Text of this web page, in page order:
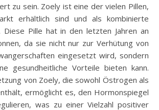
zu sein. Zoely ist eine der vielen Pillen,
erhältlich sind und als kombinierte
Diese Pille hat in den letzten Jahren an
da sie nicht nur zur Verhütung von
eingesetzt wird, sondern
gesundheitliche Vorteile bieten kann.
von Zoely, die sowohl Östrogen als
ermöglicht es, den Hormonspiegel
was zu einer Vielzahl positiver